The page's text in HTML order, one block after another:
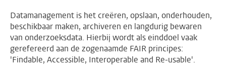
Datamanagement is het creëren, opslaan, onderhouden,
beschikbaar maken, archiveren en langdurig bewaren
van onderzoeksdata. Hierbij wordt als einddoel vaak
gerefereerd aan de zogenaamde FAIR principes:
'Findable, Accessible, Interoperable and Re-usable'.